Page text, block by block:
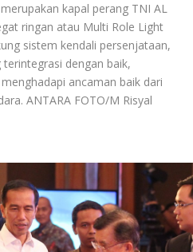
kapal perang TNI AL
ringan atau Multi Role Light
sistem kendali persenjataan,
dengan baik,
ancaman baik dari
ANTARA FOTO/M Risyal